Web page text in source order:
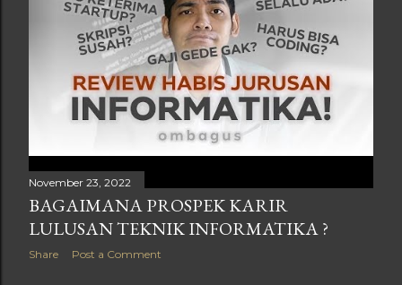
karena y y dari 0 sampai ⋅ \sqrt{\cdot} , ini hanya bagian
atas setengah lingkaran . 🔹 Langkah 2: Evaluasi Integral
Dalam (dengan variabel y) ∫ 0 2 a x − x 2 ( x 2 + y 2 ) d y
\int_{0}^{\sqrt{2ax - x^2}} (x^2 + y^2) \, dy Karena x 2
November 23, 2022
BAGAIMANA PROSPEK KARIR
LULUSAN TEKNIK INFORMATIKA ?
Share Post a Comment